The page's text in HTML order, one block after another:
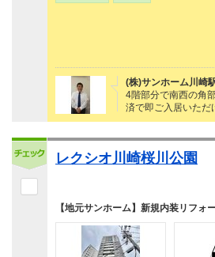
(株)サンホーム川崎
4階部分で南西の角
済で即ご入居いただ
レクシオ川崎桜川公園
【地元サンホーム】新規内装リフ